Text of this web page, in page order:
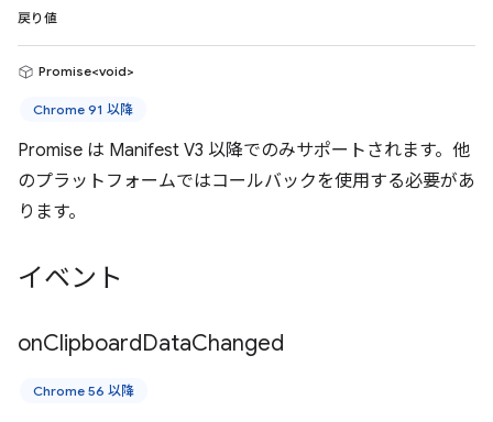
戻り値
Promise<void>
Chrome 91 以降
Promise は Manifest V3 以降でのみサポートされます。他
のプラットフォームではコールバックを使用する必要があ
ります。
イベント
onClipboardDataChanged
Chrome 56 以降